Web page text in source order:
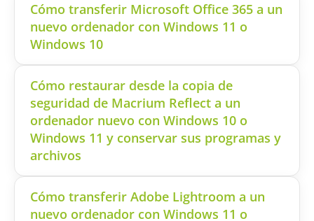
Cómo transferir Microsoft Office 365 a un
nuevo ordenador con Windows 11 o
Windows 10
Cómo restaurar desde la copia de
seguridad de Macrium Reflect a un
ordenador nuevo con Windows 10 o
Windows 11 y conservar sus programas y
archivos
Cómo transferir Adobe Lightroom a un
nuevo ordenador con Windows 11 o